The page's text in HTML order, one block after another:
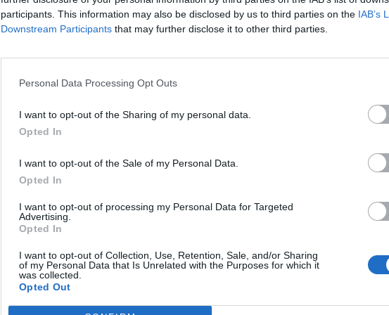
participants. This information may also be disclosed by us to third parties on the IAB’s
Downstream Participants that may further disclose it to other third parties.
Personal Data Processing Opt Outs
I want to opt-out of the Sharing of my personal data.
Opted In
I want to opt-out of the Sale of my Personal Data.
Opted In
I want to opt-out of processing my Personal Data for Targeted
Advertising.
Opted In
I want to opt-out of Collection, Use, Retention, Sale, and/or Sharing
of my Personal Data that Is Unrelated with the Purposes for which it
was collected.
Opted Out
3 Redacţia - miercuri, 13 ianuarie 2021 0